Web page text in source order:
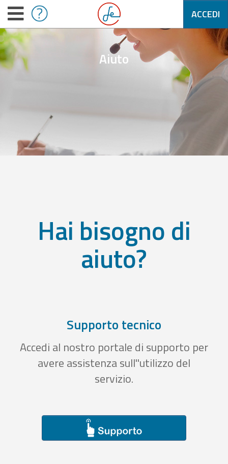
ACCEDI
Aiuto
Hai bisogno di
aiuto?
Supporto tecnico
Accedi al nostro portale di supporto per
avere assistenza sull''utilizzo del
servizio.